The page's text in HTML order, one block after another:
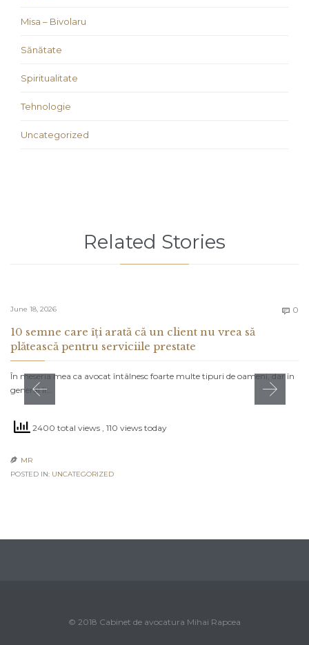
Misa – Bivolaru
Sănătate
Spiritualitate
Tehnologie
Uncategorized
Related Stories
June 18, 2026  0
10 semne care îți arată că un client nu vrea să
plătească pentru serviciile prestate
În meseria mea ca avocat întâlnesc foarte multe tipuri de oameni, dar în
general îi…
2400 total views , 110 views today
 MR
POSTED IN: UNCATEGORIZED
© 2018 Cabinet de avocatura Mihai Rapcea